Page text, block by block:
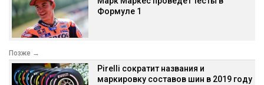
Формуле 1
Позже →
Pirelli сократит названия и
маркировку составов шин в 2019 году